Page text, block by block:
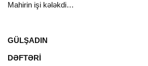
Mahirin işi kələkdi…
GÜLŞADIN
DƏFTƏRİ